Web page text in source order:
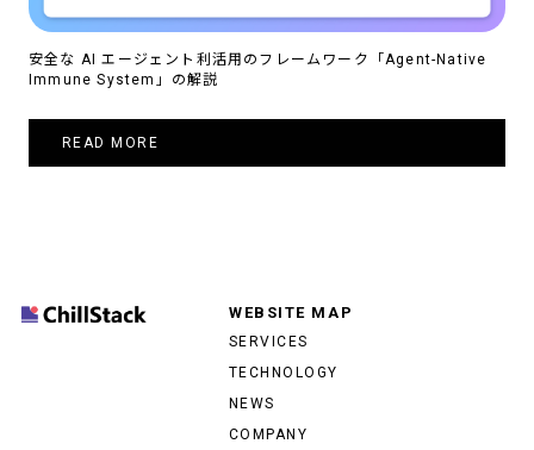
安全な AI エージェント利活用のフレームワーク「Agent-Native
Immune System」の解説
READ MORE
WEBSITE MAP
SERVICES
TECHNOLOGY
NEWS
COMPANY